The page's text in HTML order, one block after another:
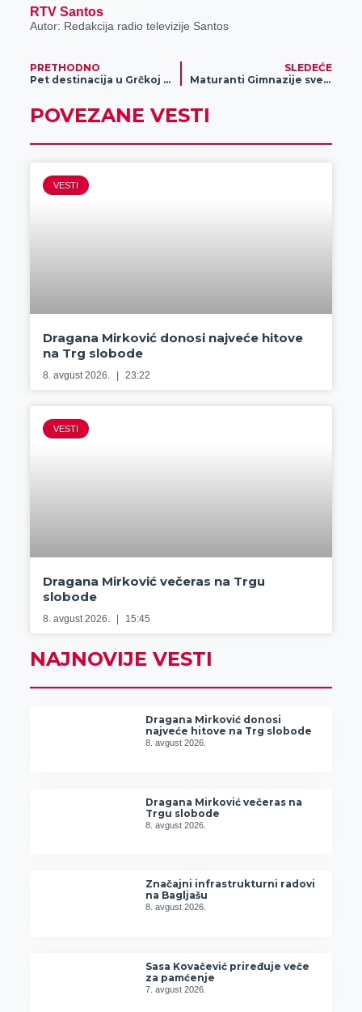
RTV Santos
Autor: Redakcija radio televizije Santos
PRETHODNO
Pet destinacija u Grčkoj za svačiji džep
SLEDEĆE
Maturanti Gimnazije svečanom manifestacijom obeležili kraj školske godine
POVEZANE VESTI
VESTI
Dragana Mirković donosi najveće hitove
na Trg slobode
8. avgust 2026. 23:22
VESTI
Dragana Mirković večeras na Trgu
slobode
8. avgust 2026. 15:45
NAJNOVIJE VESTI
Dragana Mirković donosi
najveće hitove na Trg slobode
8. avgust 2026.
Dragana Mirković večeras na
Trgu slobode
8. avgust 2026.
Značajni infrastrukturni radovi
na Bagljašu
8. avgust 2026.
Sasa Kovačević priređuje veče
za pamćenje
7. avgust 2026.